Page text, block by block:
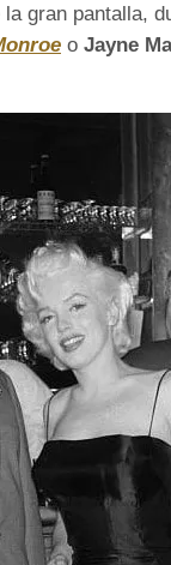
gran pantalla,
o Jayne